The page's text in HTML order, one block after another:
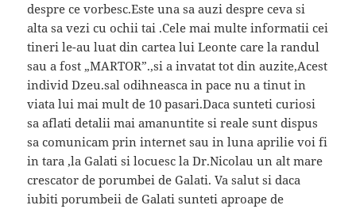
despre ce vorbesc.Este una sa auzi despre ceva si
alta sa vezi cu ochii tai .Cele mai multe informatii cei
tineri le-au luat din cartea lui Leonte care la randul
sau a fost „MARTOR”.,si a invatat tot din auzite,Acest
individ Dzeu.sal odihneasca in pace nu a tinut in
viata lui mai mult de 10 pasari.Daca sunteti curiosi
sa aflati detalii mai amanuntite si reale sunt dispus
sa comunicam prin internet sau in luna aprilie voi fi
in tara ,la Galati si locuesc la Dr.Nicolau un alt mare
crescator de porumbei de Galati. Va salut si daca
iubiti porumbeii de Galati sunteti aproape de